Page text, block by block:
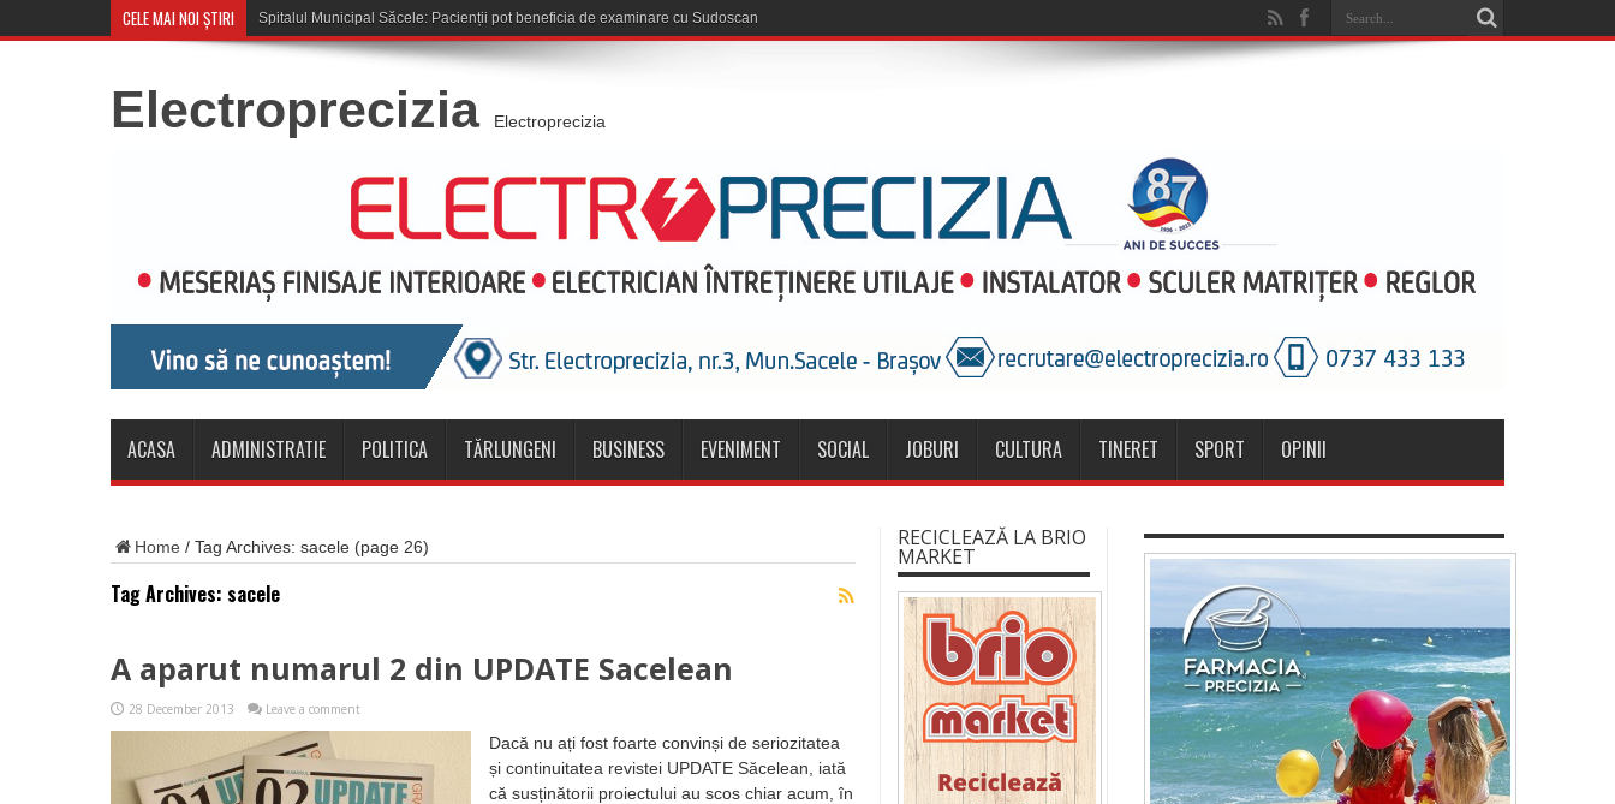
CELE MAI NOI ȘTIRI Cupa României: CSM Săcele în
Electroprecizia Electroprecizia
ACASA ADMINISTRATIE POLITICA TĂRLUNGENI BUSINESS EVENIMENT SOCIAL JOBURI CULTURA TINERET SPORT OPINII
Home / Tag Archives: sacele (page 26)
Tag Archives: sacele
A aparut numarul 2 din UPDATE Sacelean
28 December 2013 Leave a comment
Dacă nu ați fost foarte convinși de seriozitatea
și continuitatea revistei UPDATE Săcelean, iată
că susținătorii proiectului au scos chiar acum, în
RECICLEAZĂ LA BRIO
MARKET